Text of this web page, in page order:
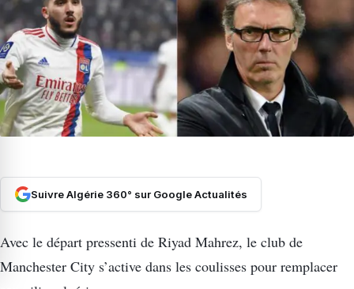
Suivre Algérie 360° sur Google Actualités
Avec le départ pressenti de Riyad Mahrez, le club de
Manchester City s’active dans les coulisses pour remplacer